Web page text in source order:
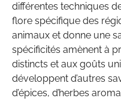
différentes techniques
flore spécifique des
animaux et donne une
spécificités amènent à
distincts et aux goûts
développent d’autres
d’épices, d’herbes